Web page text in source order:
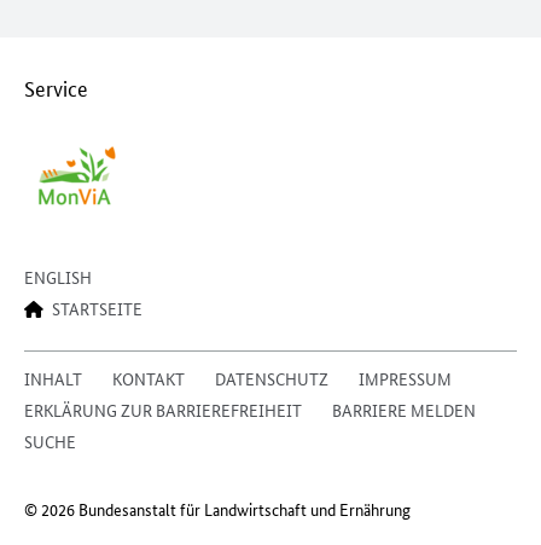
Service
ENGLISH
STARTSEITE
INHALT KONTAKT DATENSCHUTZ
IMPRESSUM
ERKLÄRUNG ZUR BARRIEREFREIHEIT
BARRIERE MELDEN
SUCHE
© 2026 Bundesanstalt für Landwirtschaft und Ernährung